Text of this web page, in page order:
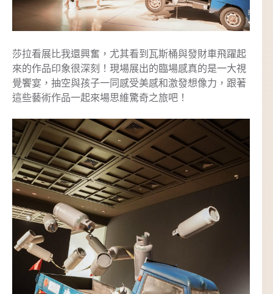
莎拉看展比我還興奮，尤其看到瓦斯桶與發財車飛躍起
來的作品印象很深刻！現場展出的臨場感真的是一大視
覺饗宴，抽空與孩子一同感受美感和激發想像力，跟著
這些藝術作品一起來場思維驚奇之旅吧！